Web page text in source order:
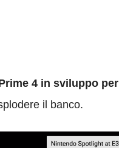
4 in sviluppo per
il banco.